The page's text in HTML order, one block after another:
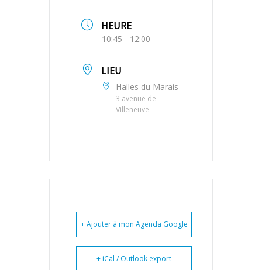
HEURE
10:45 - 12:00
LIEU
Halles du Marais
3 avenue de
Villeneuve
+ Ajouter à mon Agenda Google
+ iCal / Outlook export